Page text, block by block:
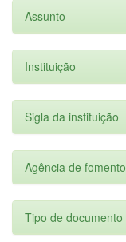
Assunto
Instituição
Sigla da instituição
Agência de fomento
Tipo de documento